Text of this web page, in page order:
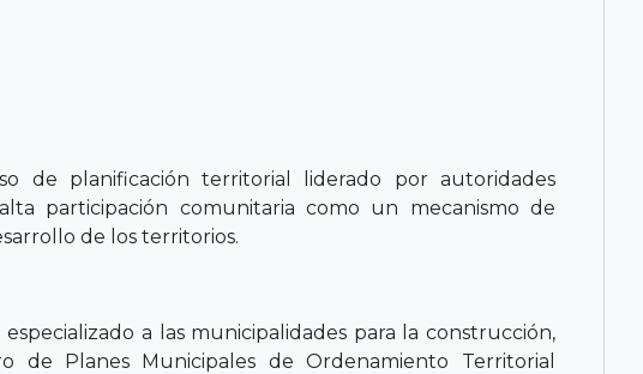
de planificación territorial liderado por autoridades
participación comunitaria como un mecanismo de
de los territorios.
a las municipalidades para la construcción,
de Planes Municipales de Ordenamiento Territorial